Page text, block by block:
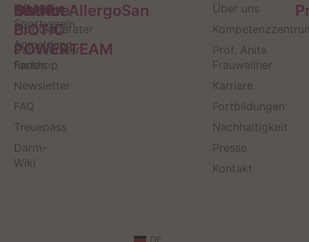
Service
Kontakt
Produktberater
Darmberater
finden
Newsletter
FAQ
Treuepass
Darm-
Wiki
OMNi-
BiOTiC
POWERTEAM
Infos zum
Sportverein
Anmeldung
Fanshop
Institut AllergoSan
Über uns
Prof. Anita
Frauwallner
Karriere
Fortbildungen
Nachhaltigkeit
Presse
Kontakt
DE